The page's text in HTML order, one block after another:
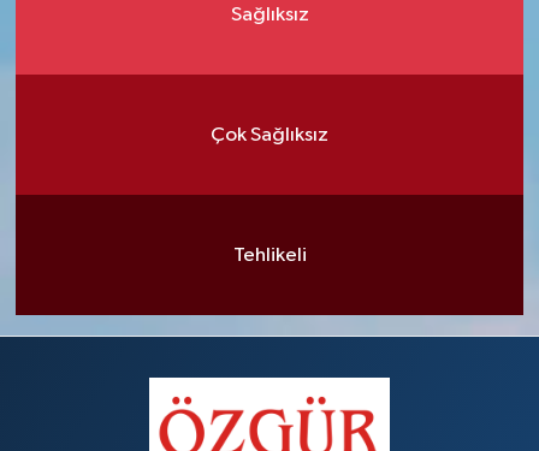
Sağlıksız
Çok Sağlıksız
Tehlikeli